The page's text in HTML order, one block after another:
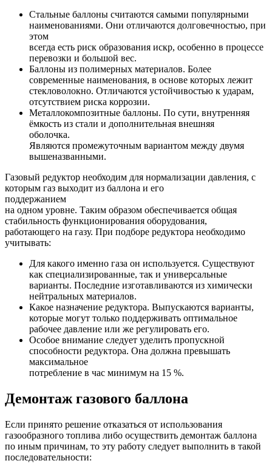
Стальные баллоны считаются самыми популярными
наименованиями. Они отличаются долговечностью, при
этом
всегда есть риск образования искр, особенно в процессе
перевозки и большой вес.
Баллоны из полимерных материалов. Более
современные наименования, в основе которых лежит
стекловолокно. Отличаются устойчивостью к ударам,
отсутствием риска коррозии.
Металлокомпозитные баллоны. По сути, внутренняя
ёмкость из стали и дополнительная внешняя
оболочка.
Являются промежуточным вариантом между двумя
вышеназванными.
Газовый редуктор необходим для нормализации давления, с
которым газ выходит из баллона и его
поддержанием
на одном уровне. Таким образом обеспечивается общая
стабильность функционирования оборудования,
работающего на газу. При подборе редуктора необходимо
учитывать:
Для какого именно газа он используется. Существуют
как специализированные, так и универсальные
варианты. Последние изготавливаются из химически
нейтральных материалов.
Какое назначение редуктора. Выпускаются варианты,
которые могут только поддерживать оптимальное
рабочее давление или же регулировать его.
Особое внимание следует уделить пропускной
способности редуктора. Она должна превышать
максимальное
потребление в час минимум на 15 %.
Демонтаж газового баллона
Если принято решение отказаться от использования
газообразного топлива либо осуществить демонтаж баллона
по иным причинам, то эту работу следует выполнить в такой
последовательности: